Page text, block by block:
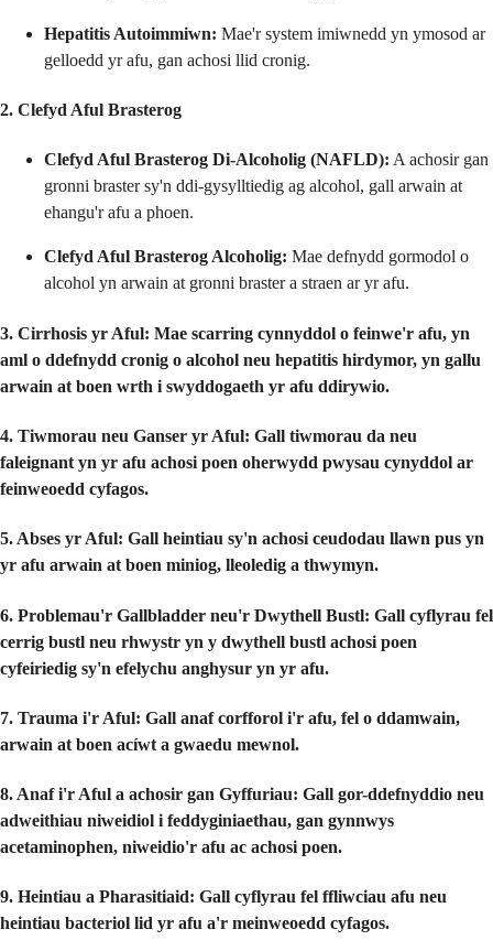
Hepatitis Autoimmiwn: Mae'r system imiwnedd yn ymosod ar
gelloedd yr afu, gan achosi llid cronig.
2. Clefyd Aful Brasterog
Clefyd Aful Brasterog Di-Alcoholig (NAFLD): A achosir gan
gronni braster sy'n ddi-gysylltiedig ag alcohol, gall arwain at
ehangu'r afu a phoen.
Clefyd Aful Brasterog Alcoholig: Mae defnydd gormodol o
alcohol yn arwain at gronni braster a straen ar yr afu.
3. Cirrhosis yr Aful: Mae scarring cynnyddol o feinwe'r afu, yn
aml o ddefnydd cronig o alcohol neu hepatitis hirdymor, yn gallu
arwain at boen wrth i swyddogaeth yr afu ddirywio.
4. Tiwmorau neu Ganser yr Aful: Gall tiwmorau da neu
faleignant yn yr afu achosi poen oherwydd pwysau cynyddol ar
feinweoedd cyfagos.
5. Abses yr Aful: Gall heintiau sy'n achosi ceudodau llawn pus yn
yr afu arwain at boen miniog, lleoledig a thwymyn.
6. Problemau'r Gallbladder neu'r Dwythell Bustl: Gall cyflyrau fel
cerrig bustl neu rhwystr yn y dwythell bustl achosi poen
cyfeiriedig sy'n efelychu anghysur yn yr afu.
7. Trauma i'r Aful: Gall anaf corfforol i'r afu, fel o ddamwain,
arwain at boen acíwt a gwaedu mewnol.
8. Anaf i'r Aful a achosir gan Gyffuriau: Gall gor-ddefnyddio neu
adweithiau niweidiol i feddyginiaethau, gan gynnwys
acetaminophen, niweidio'r afu ac achosi poen.
9. Heintiau a Pharasitiaid: Gall cyflyrau fel ffliwciau afu neu
heintiau bacteriol lid yr afu a'r meinweoedd cyfagos.